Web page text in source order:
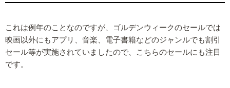
これは例年のことなのですが、ゴルデンウィークのセールでは
映画以外にもアプリ、音楽、電子書籍などのジャンルでも割引
セール等が実施されていましたので、こちらのセールにも注目
です。